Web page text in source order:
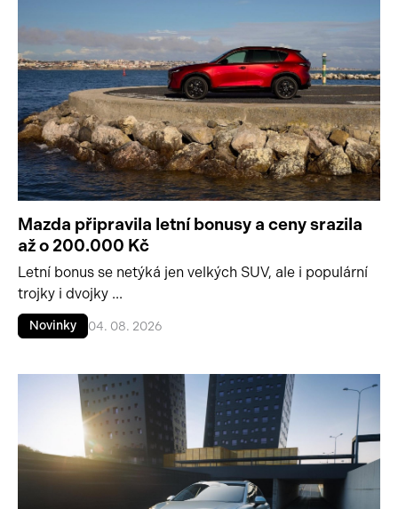
Mazda připravila letní bonusy a ceny srazila
až o 200.000 Kč
Letní bonus se netýká jen velkých SUV, ale i populární
trojky i dvojky ...
Novinky 04. 08. 2026